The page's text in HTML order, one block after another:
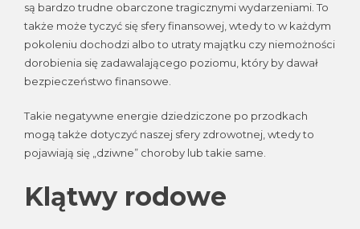
są bardzo trudne obarczone tragicznymi wydarzeniami. To
także może tyczyć się sfery finansowej, wtedy to w każdym
pokoleniu dochodzi albo to utraty majątku czy niemożności
dorobienia się zadawalającego poziomu, który by dawał
bezpieczeństwo finansowe.
Takie negatywne energie dziedziczone po przodkach
mogą także dotyczyć naszej sfery zdrowotnej, wtedy to
pojawiają się „dziwne” choroby lub takie same.
Klątwy rodowe